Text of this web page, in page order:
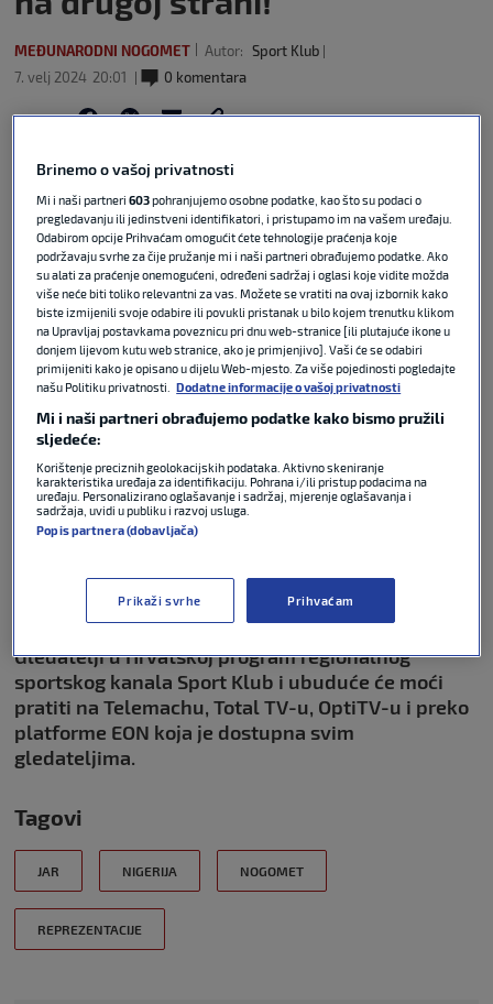
MEĐUNARODNI NOGOMET Autor: Sport Klub
7. velj 2024 20:01 0 komentara
Podijeli :
Čudesna i nevjerojatna situacija na AFCON-u.
Nigerijci su u završnici susreta zabili gol za 2:0,
odnosno pobjedu te je krenulo slavlje. Ipak, suca
je zvala VAR soba jer je akcija započela u
kaznenom prostoru Nigerije. Sudac je situaciju
gledao, poništio gol Nigerijaca te onda na šok sviju
JAR je iskoristio penal te zabio za veliko slavlje i
produžetke!
Gledatelji u Hrvatskoj program regionalnog
sportskog kanala Sport Klub i ubuduće će moći
pratiti na Telemachu, Total TV-u, OptiTV-u i preko
platforme EON koja je dostupna svim
gledateljima.
Tagovi
JAR NIGERIJA NOGOMET
REPREZENTACIJE
Brinemo o vašoj privatnosti
Mi i naši partneri603pohranjujemo osobne podatke, kao što su podaci o
pregledavanju ili jedinstveni identifikatori, i pristupamo im na vašem uređaju.
Odabirom opcije Prihvaćam omogućit ćete tehnologije praćenja koje
podržavaju svrhe za čije pružanje mi i naši partneri obrađujemo podatke. Ako
su alati za praćenje onemogućeni, određeni sadržaj i oglasi koje vidite možda
više neće biti toliko relevantni za vas. Možete se vratiti na ovaj izbornik kako
biste izmijenili svoje odabire ili povukli pristanak u bilo kojem trenutku klikom
na Upravljaj postavkama poveznicu pri dnu web-stranice [ili plutajuće ikone u
donjem lijevom kutu web stranice, ako je primjenjivo]. Vaši će se odabiri
primijeniti kako je opisano u dijelu Web-mjesto. Za više pojedinosti pogledajte
našu Politiku privatnosti.
Dodatne informacije o vašoj privatnosti
Mi i naši partneri obrađujemo podatke kako bismo pružili
sljedeće:
Korištenje preciznih geolokacijskih podataka. Aktivno skeniranje
karakteristika uređaja za identifikaciju. Pohrana i/ili pristup podacima na
uređaju. Personalizirano oglašavanje i sadržaj, mjerenje oglašavanja i
sadržaja, uvidi u publiku i razvoj usluga.
Popis partnera (dobavljača)
Prikaži svrhe Prihvaćam